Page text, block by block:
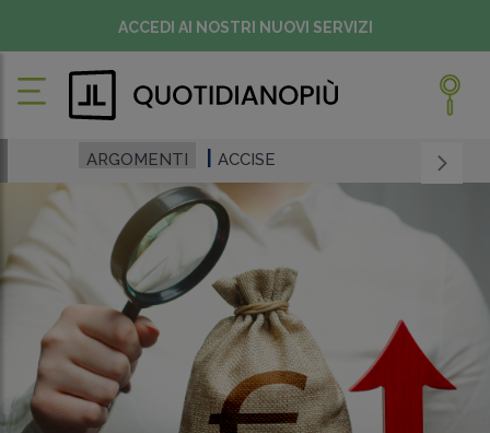
ACCEDI AI NOSTRI NUOVI SERVIZI
ARGOMENTI ACCISE